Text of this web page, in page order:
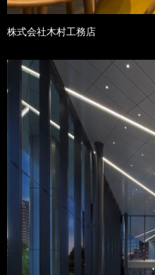
株式会社木村工務店